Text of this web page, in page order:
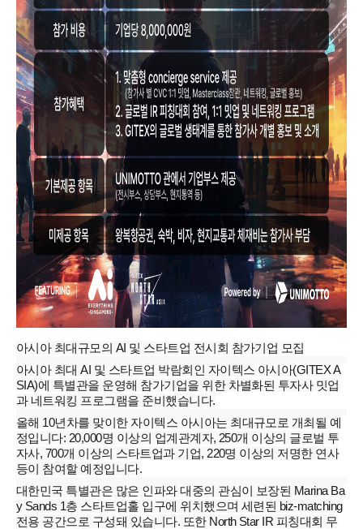
아시아 최대규모의 AI 및 스타트업 전시회 참가기업 모집
아시아 최대 AI 및 스타트업 박람회인 자이텍스 아시아(GITEX A
SIA)에 특별관을 운영해 참가기업을 위한 차별화된 투자사 밋업
과 네트워킹 프로그램을 준비했습니다.
올해 10년차를 맞이한 자이텍스 아시아는 최대규모로 개최될 예
정입니다: 20,000명 이상의 업계관계자, 250개 이상의 글로벌 투
자사, 700개 이상의 스타트업과 기업, 220명 이상의 저명한 연사
등이 참여할 예정입니다.
대한민국 특별관은 많은 인파와 대중의 관심이 보장된 Marina Ba
y Sands 1층 스타트업홀 입구에 위치했으며 세련된 biz-matching
전용 공간으로 구성돼 있습니다. 또한 North Star IR 피칭대회 무